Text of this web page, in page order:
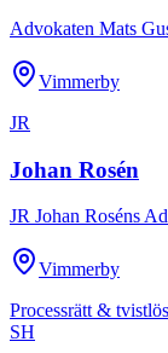
Advokaten Mats
Vimmerby
JR
Johan Rosén
JR Johan Roséns
Vimmerby
Processrätt &
SH